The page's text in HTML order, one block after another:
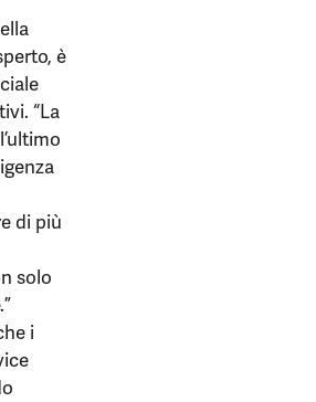
è
“La
di più
solo
i